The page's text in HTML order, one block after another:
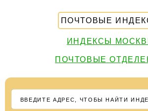
ПОЧТОВЫЕ
ИНДЕКСЫ
ПОЧТОВЫЕ